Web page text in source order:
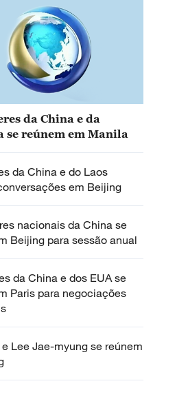
da China e da
se reúnem em Manila
da China e do Laos
em Beijing
nacionais da China se
Beijing para sessão anual
da China e dos EUA se
Paris para negociações
Lee Jae-myung se reúnem